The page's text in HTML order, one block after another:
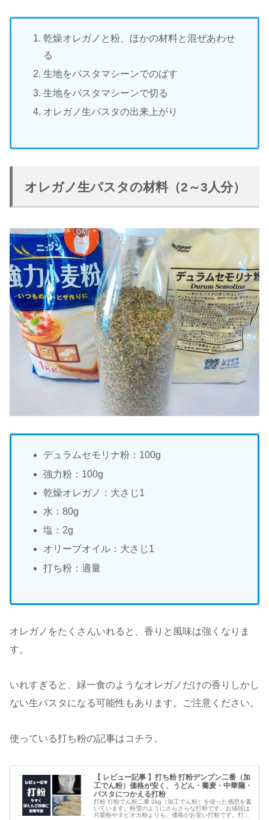
乾燥オレガノと粉、ほかの材料と混ぜあわせ
る
生地をパスタマシーンでのばす
生地をパスタマシーンで切る
オレガノ生パスタの出来上がり
オレガノ生パスタの材料（2～3人分）
デュラムセモリナ粉：100g
強力粉：100g
乾燥オレガノ：大さじ1
水：80g
塩：2g
オリーブオイル：大さじ1
打ち粉：適量
オレガノをたくさんいれると、香りと風味は強くなりま
す。
いれすぎると、緑一食のようなオレガノだけの香りしかし
ない生パスタになる可能性もあります。ご注意ください。
使っている打ち粉の記事はコチラ。
【 レビュー記事 】打ち粉 打粉デンプン二番（加
工でん粉）価格が安く、うどん・蕎麦・中華麺・
パスタにつかえる打粉
打粉 打粉でん粉二番 2kg（加工でん粉）を使った感想を書
いています。粉雪のようにさらさらな打粉です。お値段は
片栗粉やタピオカ粉よりも、価格がお安い打粉です。打粉